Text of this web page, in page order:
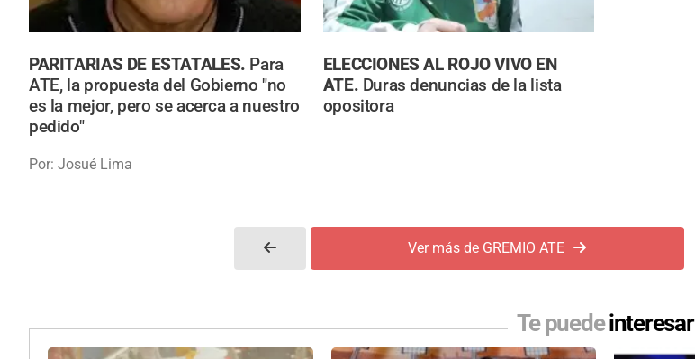
PARITARIAS DE ESTATALES. Para
ATE, la propuesta del Gobierno "no
es la mejor, pero se acerca a nuestro
pedido"
Por: Josué Lima
ELECCIONES AL ROJO VIVO EN
ATE. Duras denuncias de la lista
opositora
Ver más de GREMIO ATE
Te puedeinteresar